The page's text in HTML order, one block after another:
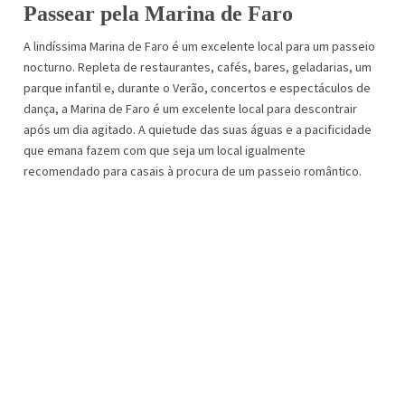
Passear pela Marina de Faro
A lindíssima Marina de Faro é um excelente local para um passeio
nocturno. Repleta de restaurantes, cafés, bares, geladarias, um
parque infantil e, durante o Verão, concertos e espectáculos de
dança, a Marina de Faro é um excelente local para descontrair
após um dia agitado. A quietude das suas águas e a pacificidade
que emana fazem com que seja um local igualmente
recomendado para casais à procura de um passeio romântico.